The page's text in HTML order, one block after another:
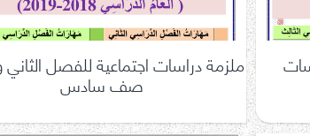
ملزمة دراسات اجتماعية للفصل الثاني
صف سادس